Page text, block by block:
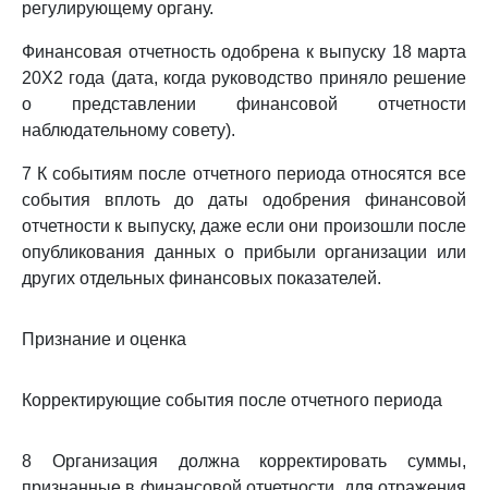
регулирующему органу.
Финансовая отчетность одобрена к выпуску 18 марта
20X2 года (дата, когда руководство приняло решение
о представлении финансовой отчетности
наблюдательному совету).
7 К событиям после отчетного периода относятся все
события вплоть до даты одобрения финансовой
отчетности к выпуску, даже если они произошли после
опубликования данных о прибыли организации или
других отдельных финансовых показателей.
Признание и оценка
Корректирующие события после отчетного периода
8 Организация должна корректировать суммы,